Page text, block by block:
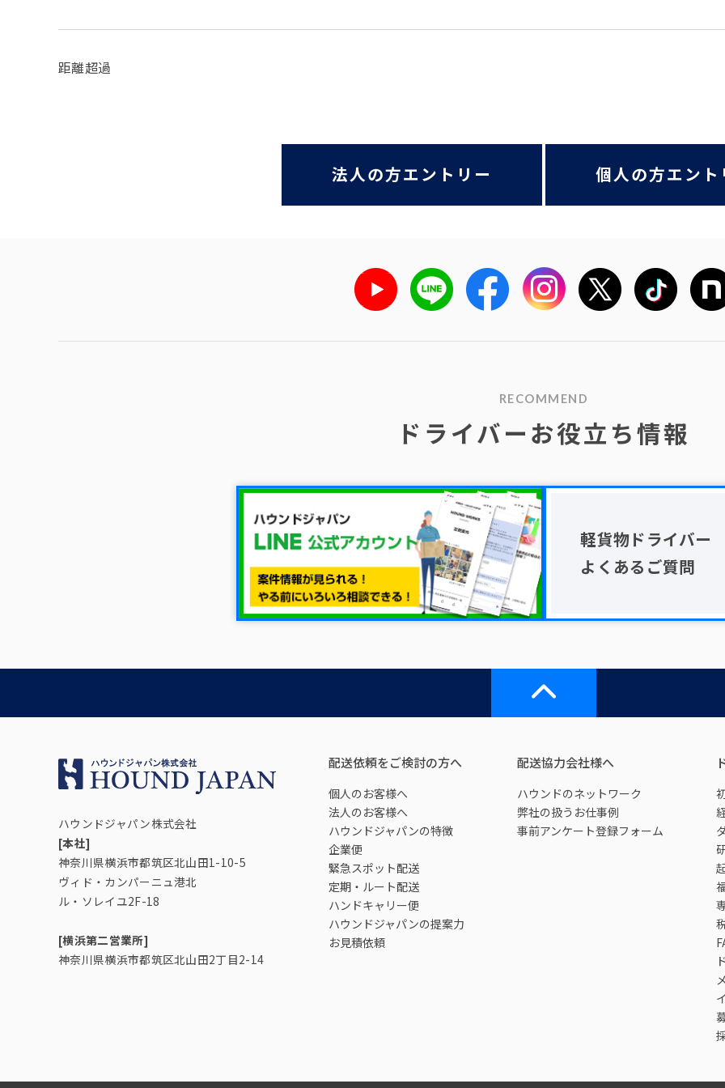
距離超過
法人の方エントリー 個人の方エント
RECOMMEND
ドライバーお役立ち情報
軽貨物ドライバー
よくあるご質問
ハウンドジャパン株式会社
[本社]
神奈川県横浜市都筑区北山田1-10-5
ヴィド・カンパーニュ港北
ル・ソレイユ2F-18
[横浜第二営業所]
神奈川県横浜市都筑区北山田2丁目2-14
配送依頼をご検討の方へ
個人のお客様へ
法人のお客様へ
ハウンドジャパンの特徴
企業便
緊急スポット配送
定期・ルート配送
ハンドキャリー便
ハウンドジャパンの提案力
お見積依頼
配送協力会社様へ
ハウンドのネットワーク
弊社の扱うお仕事例
事前アンケート登録フォーム